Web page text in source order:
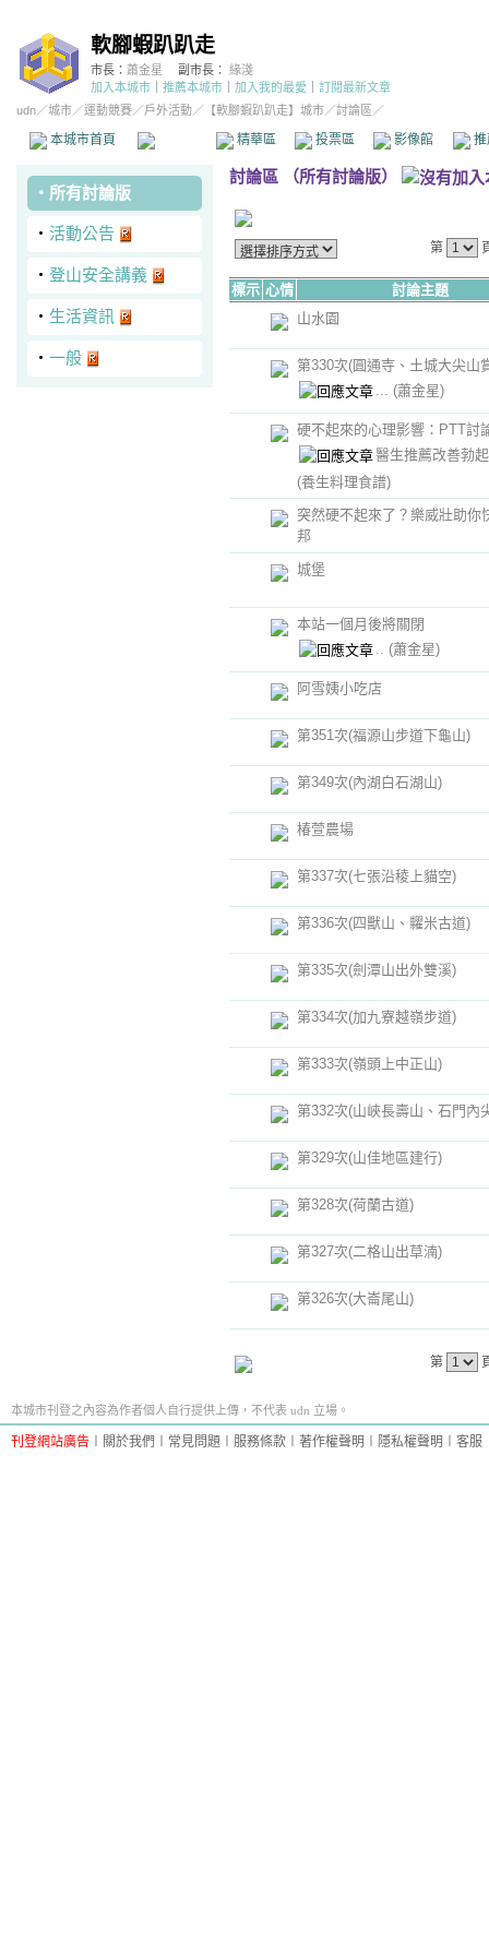
軟腳蝦趴趴走
市長： 蕭金星 副市長： 緣淺
加入本城市
推薦本城市 加入我的最愛
訂閱最新文章
udn／城市／運動競賽／戶外活動／ 【軟腳蝦趴趴走】城市／討論區／
本城市首頁 精華區 投票區 影像館
‧ 所有討論版
‧ 活動公告
‧ 登山安全講義
‧ 生活資訊
‧ 一般
討論區 （所有討論版）
第
標示 心情
討論主題
山水園
第330次(圓通寺、土城大尖山
(蕭金星)
硬不起來的心理影響：PTT討
醫生推薦改善勃
(養生料理食譜)
突然硬不起來了？樂威壯助你
邦
城堡
本站一個月後將關閉
(蕭金星)
阿雪姨小吃店
第351次(福源山步道下龜山)
第349次(內湖白石湖山)
椿萱農場
第337次(七張沿稜上貓空)
第336次(四獸山、糶米古道)
第335次(劍潭山出外雙溪)
第334次(加九寮越嶺步道)
第333次(嶺頭上中正山)
第332次(山峽長壽山、石門內
第329次(山佳地區建行)
第328次(荷蘭古道)
第327次(二格山出草湳)
第326次(大崙尾山)
第
本城市刊登之內容為作者個人自行提供上傳，不代表 udn 立場。
刊登網站廣告 關於我們 常見問題 服務條款 著作權聲明 隱私權聲明 客服